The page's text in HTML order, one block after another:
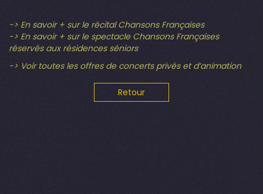
-> En savoir + sur le récital Chansons Françaises
-> En savoir + sur le spectacle Chansons Françaises
réservés aux résidences séniors
-> Voir toutes les offres de concerts privés et d’animation
Retour